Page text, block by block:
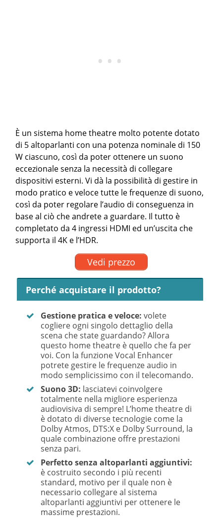
È un sistema home theatre molto potente dotato
di 5 altoparlanti con una potenza nominale di 150
W ciascuno, così da poter ottenere un suono
eccezionale senza la necessità di collegare
dispositivi esterni. Vi dà la possibilità di gestire in
modo pratico e veloce tutte le frequenze di suono,
così da poter regolare l’audio di conseguenza in
base al ciò che andrete a guardare. Il tutto è
completato da 4 ingressi HDMI ed un’uscita che
supporta il 4K e l’HDR.
Vedi prezzo
Perché acquistare il prodotto?
Gestione pratica e veloce:volete
cogliere ogni singolo dettaglio della
scena che state guardando? Allora
questo home theatre è quello che fa per
voi. Con la funzione Vocal Enhancer
potrete gestire le frequenze audio in
modo semplicissimo con il telecomando.
Suono 3D: lasciatevi coinvolgere
totalmente nella migliore esperienza
audiovisiva di sempre! L’home theatre di
è dotato di diverse tecnologie come la
Dolby Atmos, DTS:X e Dolby Surround, la
quale combinazione offre prestazioni
senza pari.
Perfetto senza altoparlanti aggiuntivi:
è costruito secondo i più recenti
standard, motivo per il quale non è
necessario collegare al sistema
altoparlanti aggiuntivi per ottenere le
massime prestazioni.